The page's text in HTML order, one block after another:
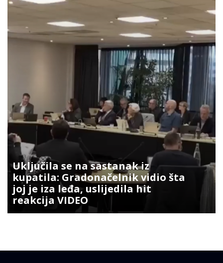
Uključila se na sastanak iz
kupatila: Gradonačelnik vidio šta
joj je iza leđa, uslijedila hit
reakcija VIDEO